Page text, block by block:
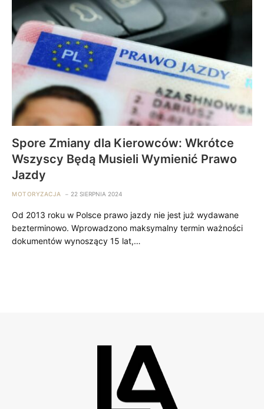
Spore Zmiany dla Kierowców: Wkrótce
Wszyscy Będą Musieli Wymienić Prawo
Jazdy
MOTORYZACJA 22 SIERPNIA 2024
Od 2013 roku w Polsce prawo jazdy nie jest już wydawane
bezterminowo. Wprowadzono maksymalny termin ważności
dokumentów wynoszący 15 lat,…